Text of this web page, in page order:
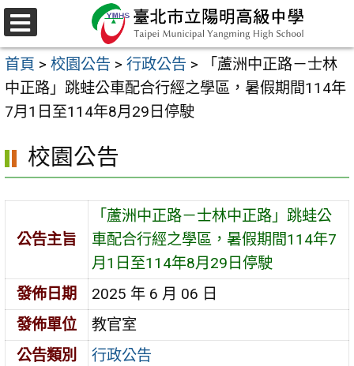
跳
至
主
要
內
區
選
單
首頁 > 校園公告 > 行政公告 >
「蘆洲中正路－士林
中正路」跳蛙公車配合行經之學區，暑假期間114年
7月1日至114年8月29日停駛
校園公告
公告主旨
「蘆洲中正路－士林中正路」跳蛙公
車配合行經之學區，暑假期間114年7
月1日至114年8月29日停駛
發佈日期
2025 年 6 月 06 日
發佈單位
教官室
公告類別
行政公告